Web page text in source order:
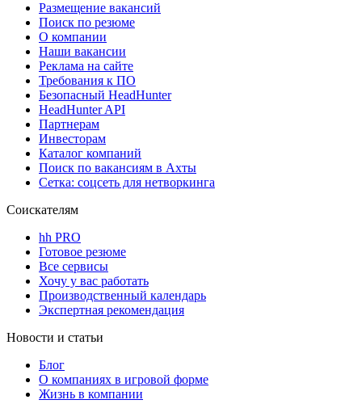
Размещение вакансий
Поиск по резюме
О компании
Наши вакансии
Реклама на сайте
Требования к ПО
Безопасный HeadHunter
HeadHunter API
Партнерам
Инвесторам
Каталог компаний
Поиск по вакансиям в Ахты
Сетка: соцсеть для нетворкинга
Соискателям
hh PRO
Готовое резюме
Все сервисы
Хочу у вас работать
Производственный календарь
Экспертная рекомендация
Новости и статьи
Блог
О компаниях в игровой форме
Жизнь в компании